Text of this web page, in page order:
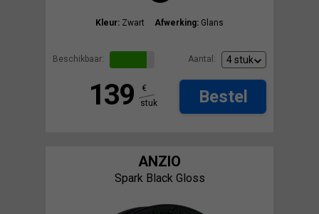
Kleur: Zwart Afwerking: Glans
Beschikbaar: Aantal:
139
€
stuk
Bestel
ANZIO
Spark Black Gloss